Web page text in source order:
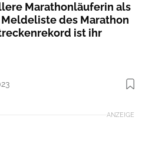
Marathonläuferin als
des Marathon
ist ihr
Foto: Haspa Marathon Hamburg / Hochzwei
ANZEIGE